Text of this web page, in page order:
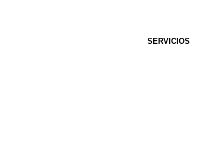
SERVICIOS